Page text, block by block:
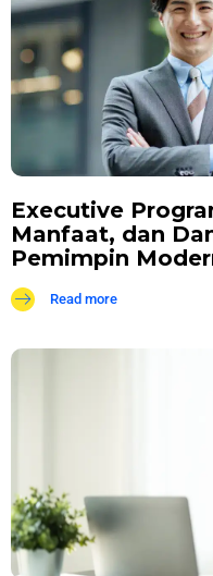
Executive
Manfaat, dan
Pemimpin
Read more